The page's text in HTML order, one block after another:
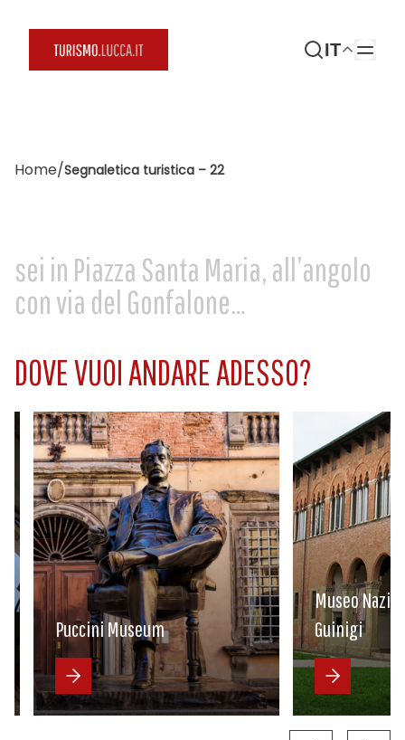
IT
Home/Segnaletica turistica – 22
sei in Piazza Santa Maria, all’angolo
con via del Gonfalone…
DOVE VUOI ANDARE ADESSO?
Puccini Museum
Museo
Guinigi